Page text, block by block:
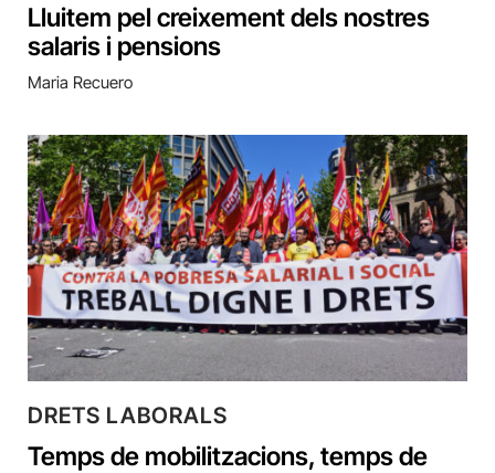
Lluitem pel creixement dels nostres
salaris i pensions
Maria Recuero
DRETS LABORALS
Temps de mobilitzacions, temps de